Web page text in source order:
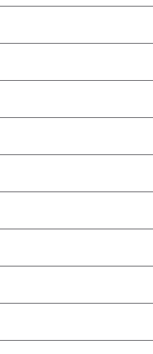
Molise
Veneto
Irbid Governorate
Mount Lebanon
Sabah
Port Region
Glavni grad Podgorica